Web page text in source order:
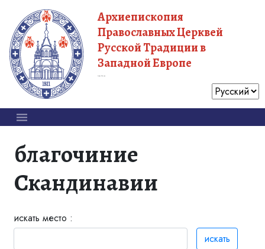
Архиепископия
Православных Церквей
Русской Традиции в
Западной Европе
благочиние
Скандинавии
искать место :
искать